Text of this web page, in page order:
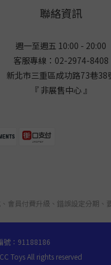
聯絡資訊
週一至週五 10:00 - 20:00
客服專線：02-2974-8408
新北市三重區成功路73巷38
『 非展售中心 』
會員付費升級、錯誤設定分期、
號：91188186
Toys All rights reserved